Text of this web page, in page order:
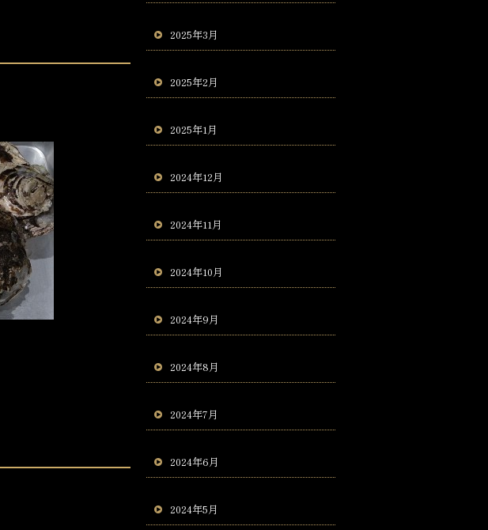
2025年3月
2025年2月
2025年1月
2024年12月
2024年11月
2024年10月
2024年9月
2024年8月
2024年7月
2024年6月
2024年5月